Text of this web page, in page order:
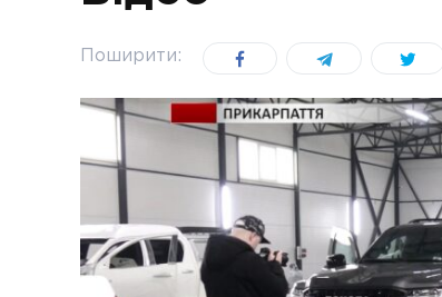
Поширити: